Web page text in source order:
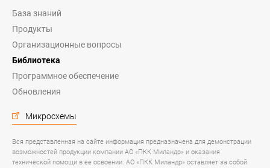
База знаний
Продукты
Организационные вопросы
Библиотека
Программное обеспечение
Обновления
Микросхемы
Вся представленная на сайте информация предназначена для демонстрации
возможностей продукции компании АО «ПКК Миландр» и оказания
технической помощи в ее освоении. АО «ПКК Миландр» оставляет за собой